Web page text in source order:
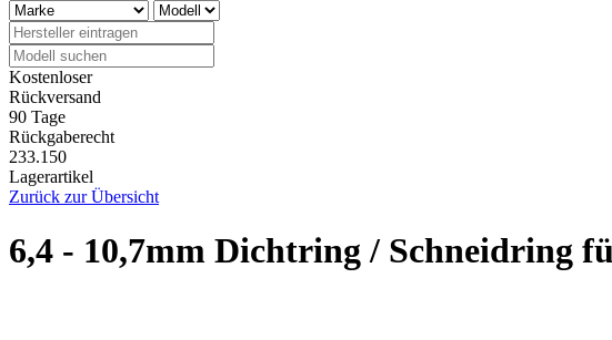
Kostenloser
Rückversand
90 Tage
Rückgaberecht
233.150
Lagerartikel
Zurück zur Übersicht
6,4 - 10,7mm Dichtring / Schneidring